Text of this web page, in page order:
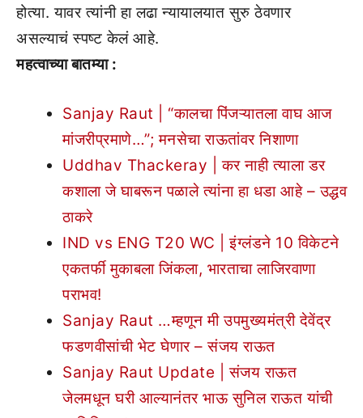
होत्या. यावर त्यांनी हा लढा न्यायालयात सुरु ठेवणार
असल्याचं स्पष्ट केलं आहे.
महत्वाच्या बातम्या :
Sanjay Raut | “कालचा पिंजऱ्यातला वाघ आज
मांजरीप्रमाणे…”; मनसेचा राऊतांवर निशाणा
Uddhav Thackeray | कर नाही त्याला डर
कशाला जे घाबरून पळाले त्यांना हा धडा आहे – उद्धव
ठाकरे
IND vs ENG T20 WC | इंग्लंडने 10 विकेटने
एकतर्फी मुकाबला जिंकला, भारताचा लाजिरवाणा
पराभव!
Sanjay Raut …म्हणून मी उपमुख्यमंत्री देवेंद्र
फडणवीसांची भेट घेणार – संजय राऊत
Sanjay Raut Update | संजय राऊत
जेलमधून घरी आल्यानंतर भाऊ सुनिल राऊत यांची